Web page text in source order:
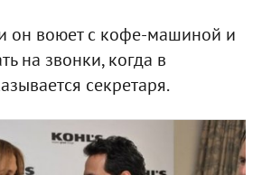
он воюет с кофе-машиной и
на звонки, когда в
секретаря.